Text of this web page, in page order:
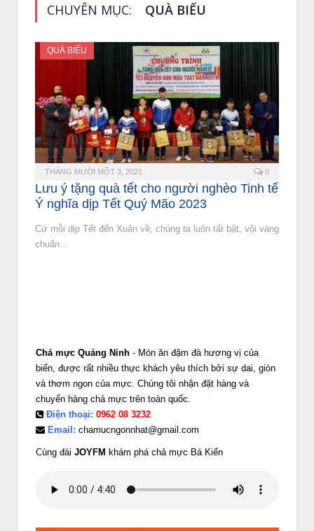
CHUYÊN MỤC: QUÀ BIẾU
QUÀ BIẾU
THÁNG MƯỜI MỘT 3, 2021 0
Lưu ý tặng quà tết cho người nghèo Tinh tế
Ý nghĩa dịp Tết Quý Mão 2023
Cứ mỗi dịp Tết đến Xuân về, chúng ta luôn tất bật, vội vàng
chuẩn…
Chả mực Quảng Ninh - Món ăn đậm đà hương vị của
biển, được rất nhiều thực khách yêu thích bởi sự dai, giòn
và thơm ngon của mực. Chúng tôi nhận đặt hàng và
chuyển hàng chả mực trên toàn quốc.
Điện thoại: 0962 08 3232
Email: chamucngonnhat@gmail.com
Cùng đài JOYFM khám phá chả mực Bá Kiến